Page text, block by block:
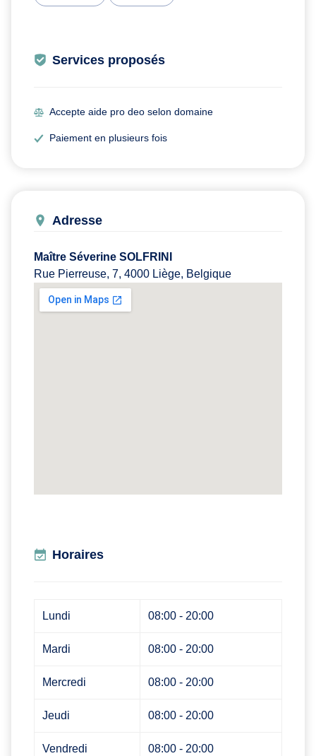
Services proposés
Accepte aide pro deo selon domaine
Paiement en plusieurs fois
Adresse
Maître Séverine SOLFRINI
Rue Pierreuse, 7, 4000 Liège, Belgique
Horaires
Lundi 08:00 - 20:00
Mardi 08:00 - 20:00
Mercredi 08:00 - 20:00
Jeudi 08:00 - 20:00
Vendredi 08:00 - 20:00